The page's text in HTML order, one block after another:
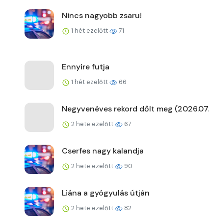
Nincs nagyobb zsaru!
1 hét ezelőtt 71
Ennyire futja
1 hét ezelőtt 66
Negyvenéves rekord dőlt meg
2 hete ezelőtt 67
Cserfes nagy kalandja
2 hete ezelőtt 90
Liána a gyógyulás útján
2 hete ezelőtt 82